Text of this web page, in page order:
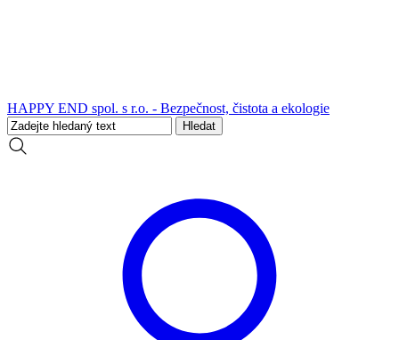
HAPPY END spol. s r.o. - Bezpečnost, čistota a ekologie